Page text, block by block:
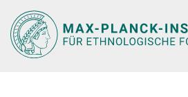
Hauptinhalt